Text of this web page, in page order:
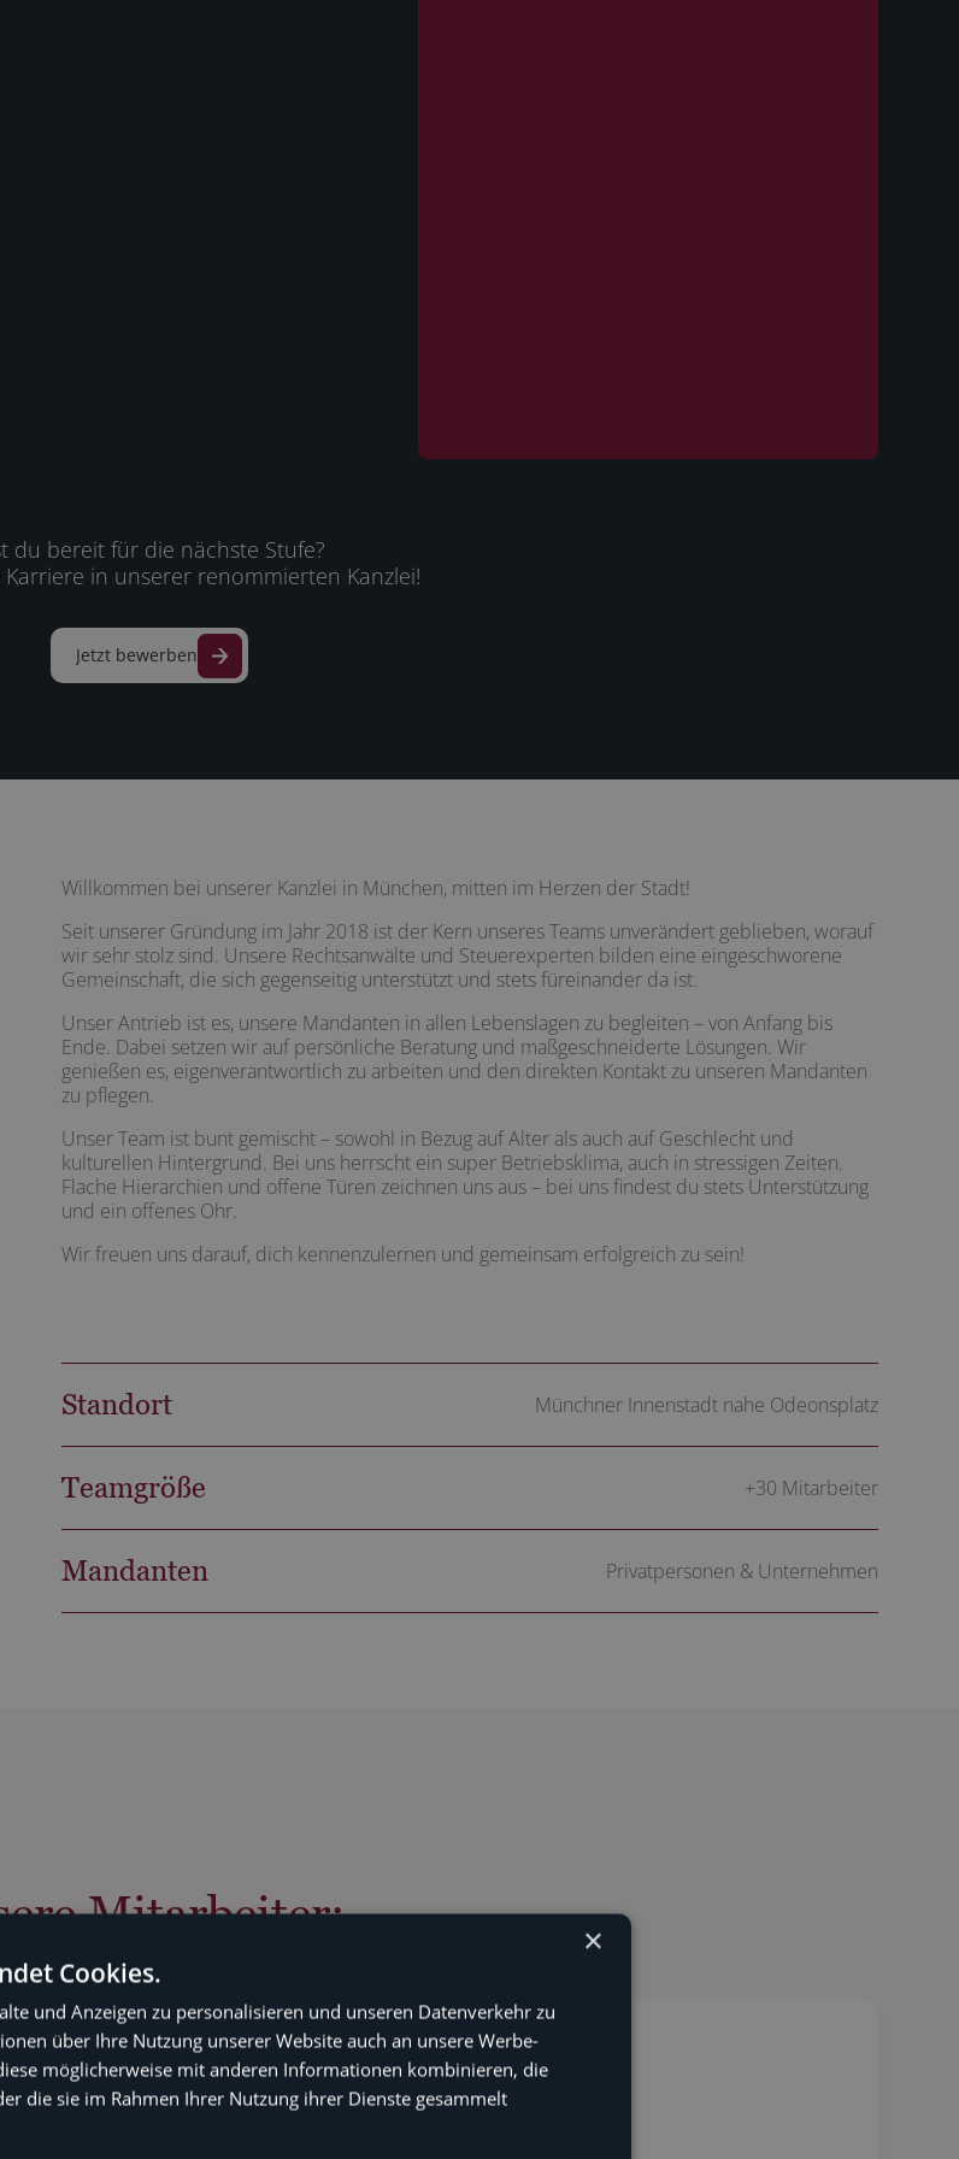
du bereit für die nächste Stufe?
in unserer renommierten Kanzlei!
Jetzt bewerben
Willkommen bei unserer Kanzlei in München, mitten im Herzen der Stadt!
Seit unserer Gründung im Jahr 2018 ist der Kern unseres Teams unverändert geblieben, worauf
wir sehr stolz sind. Unsere Rechtsanwälte und Steuerexperten bilden eine eingeschworene
Gemeinschaft, die sich gegenseitig unterstützt und stets füreinander da ist.
Unser Antrieb ist es, unsere Mandanten in allen Lebenslagen zu begleiten – von Anfang bis
Ende. Dabei setzen wir auf persönliche Beratung und maßgeschneiderte Lösungen. Wir
genießen es, eigenverantwortlich zu arbeiten und den direkten Kontakt zu unseren Mandanten
zu pflegen.
Unser Team ist bunt gemischt – sowohl in Bezug auf Alter als auch auf Geschlecht und
kulturellen Hintergrund. Bei uns herrscht ein super Betriebsklima, auch in stressigen Zeiten.
Flache Hierarchien und offene Türen zeichnen uns aus – bei uns findest du stets Unterstützung
und ein offenes Ohr.
Wir freuen uns darauf, dich kennenzulernen und gemeinsam erfolgreich zu sein!
Standort Münchner Innenstadt nahe Odeonsplatz
Teamgröße +30 Mitarbeiter
Mandanten Privatpersonen & Unternehmen
Mitarbeiter: ×
Cookies.
und Anzeigen zu personalisieren und unseren Datenverkehr zu
über Ihre Nutzung unserer Website auch an unsere Werbe-
möglicherweise mit anderen Informationen kombinieren, die
die sie im Rahmen Ihrer Nutzung ihrer Dienste gesammelt